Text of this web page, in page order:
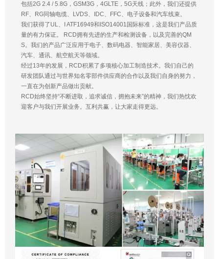
包括2G 2.4 / 5.8G，GSM3G，4GLTE，5G天线；此外，我们还提供
RF、RG同轴电缆、LVDS、IDC、FFC、电子设备和汽车线束。
我们获得了UL、I ATF16949和ISO14001国际标准，这是我们产品质
量的有力保证。 RCD拥有先进的生产和检测设备，以及完善的QM
S。我们的产品广泛应用于电子、数码电器、智能家居、美容仪器、
汽车、通讯、航空航天等领域。
经过13年的发展，RCD积累了多项核心加工制造技术。我们自己的
研发团队通过与世界知名零部件供应商的合作以及我们自身的努力，
一直在为创新产品做出贡献。
RCD始终坚持“不断进取，追求诚信，拥抱未来”的精神，我们热忱欢
迎客户与我们开展业务。互利共赢，让大家走得更远。